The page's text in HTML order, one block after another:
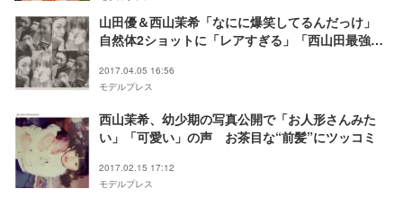
山田優＆西山茉希「なにに爆笑してるんだっけ」
自然体2ショットに「レアすぎる」「西山田最強で
2017.04.05 16:56
モデルプレス
西山茉希、幼少期の写真公開で「お人形さんみた
い」「可愛い」の声 お茶目な“前髪”にツッコミ
2017.02.15 17:12
モデルプレス